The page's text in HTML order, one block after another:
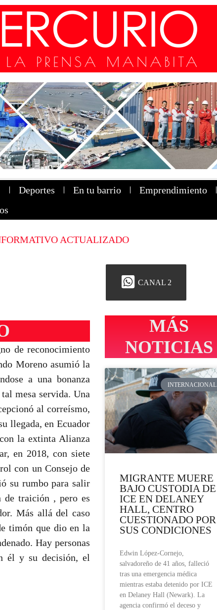
Deportes En tu barrio
Emprendimiento
ACTUALIZADO
CANAL 2
de reconocimiento
Moreno asumió la
a una bonanza
mesa servida. Una
al correísmo,
llegada, en Ecuador
la extinta Alianza
en 2018, con siete
con un Consejo de
su rumbo para salir
de traición , pero es
Más allá del caso
timón que dio en la
Hay personas
él y su decisión, el
MÁS
NOTICIAS
INTERNACIONAL
MIGRANTE MUERE
BAJO CUSTODIA DE
ICE EN DELANEY
HALL, CENTRO
CUESTIONADO POR
SUS CONDICIONES
Edwin López-Cornejo,
salvadoreño de 41 años, falleció
tras una emergencia médica
mientras estaba detenido por ICE
en Delaney Hall (Newark). La
agencia confirmó el deceso y